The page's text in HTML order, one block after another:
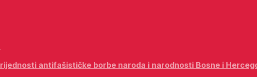
antifašističke borbe naroda i narodnosti Bosne i